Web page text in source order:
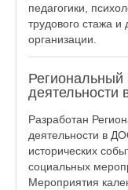
педагогики,
трудового стажа и
организации.
Региональный
Разработан
деятельности в
исторических
социальных
Мероприятия